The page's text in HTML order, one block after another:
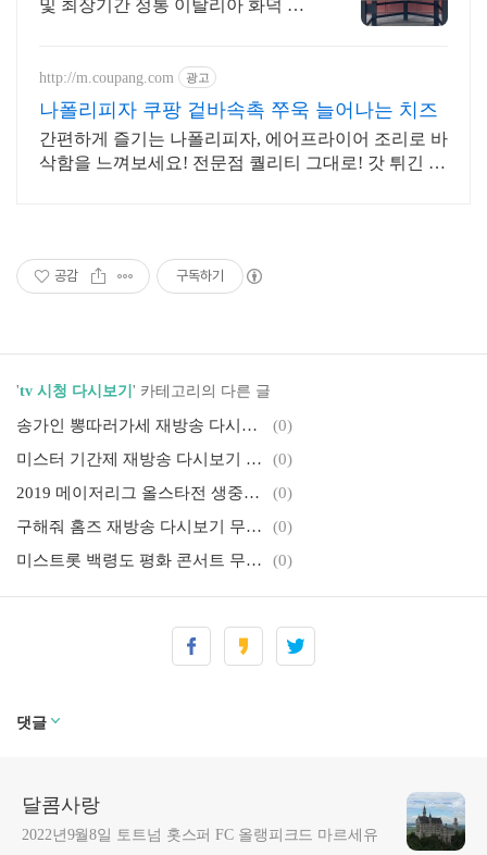
및 최장기간 정통 이탈리아 화덕 수
http://m.coupang.com 광고
나폴리피자 쿠팡 겉바속촉 쭈욱 늘어나는 치즈
간편하게 즐기는 나폴리피자, 에어프라이어 조리로 바
삭함을 느껴보세요! 전문점 퀄리티 그대로! 갓 튀긴 듯
공감 구독하기
'tv 시청 다시보기 ' 카테고리의 다른 글
송가인 뽕따러가세 재방송 다시보기 전편 무료 시청방법 최고시청률
(0)
미스터 기간제 재방송 다시보기 명문사학 잠입 스릴러 OCN
(0)
2019 메이저리그 올스타전 생중계 바로보기 하이라이트 류현진 선발등판
(0)
구해줘 홈즈 재방송 다시보기 무료 시청 방법 안내 덕팀 vs 복팀 맞대결
(0)
미스트롯 백령도 평화 콘서트 무료 실시간 라이브 바로보기 다시보기 안내
(0)
댓글
달콤사랑
2022년9월8일 토트넘 홋스퍼 FC 올랭피크드 마르세유